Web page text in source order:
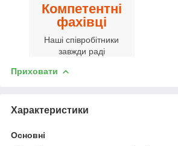
Компетентні
фахівці
Наші співробітники
завжди раді
Приховати
Характеристики
Основні